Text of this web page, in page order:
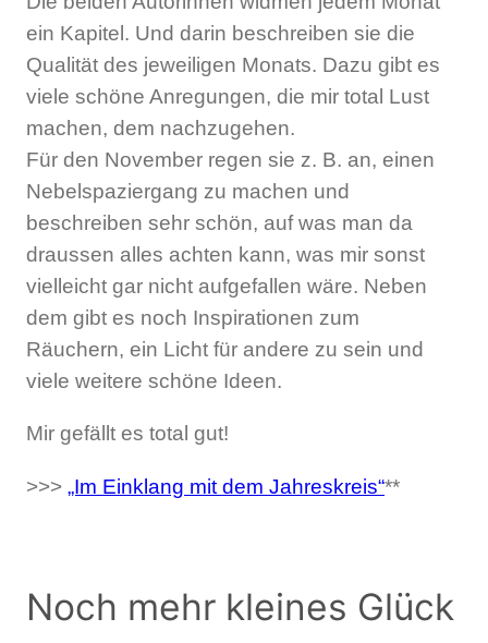
ein Kapitel. Und darin beschreiben sie die
Qualität des jeweiligen Monats. Dazu gibt es
viele schöne Anregungen, die mir total Lust
machen, dem nachzugehen.
Für den November regen sie z. B. an, einen
Nebelspaziergang zu machen und
beschreiben sehr schön, auf was man da
draussen alles achten kann, was mir sonst
vielleicht gar nicht aufgefallen wäre. Neben
dem gibt es noch Inspirationen zum
Räuchern, ein Licht für andere zu sein und
viele weitere schöne Ideen.
Mir gefällt es total gut!
>>> „Im Einklang mit dem Jahreskreis“**
Noch mehr kleines Glück